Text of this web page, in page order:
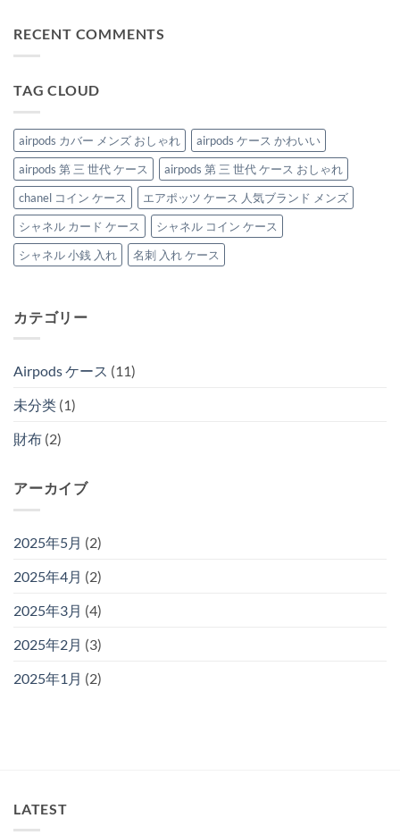
「AirPods
ス」。
ラ
ケ
ス
は
AirPods
を
介
♪
は
と
ス
ッ
プ
が
付
け
ら
れ
る
AirPods
8
RECENT COMMENTS
TAG CLOUD
airpods カバー メンズ おしゃれ
airpods ケース かわいい
airpods 第 三 世代 ケース
airpods 第 三 世代 ケース おしゃれ
chanel コイン ケース
エアポッツ ケース 人気ブランド メンズ
シャネル カード ケース
シャネル コイン ケース
シャネル 小銭 入れ
名刺 入れ ケース
カテゴリー
Airpods ケース (11)
未分类 (1)
財布 (2)
アーカイブ
2025年5月 (2)
2025年4月 (2)
2025年3月 (4)
2025年2月 (3)
2025年1月 (2)
LATEST